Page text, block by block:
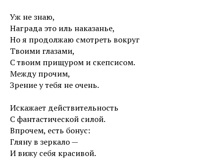
Уж не знаю,
Награда это иль наказанье,
Но я продолжаю смотреть вокруг
Твоими глазами,
С твоим прищуром и скепсисом.
Между прочим,
Зрение у тебя не очень.
Искажает действительность
С фантастической силой.
Впрочем, есть бонус:
Гляну в зеркало —
И вижу себя красивой.